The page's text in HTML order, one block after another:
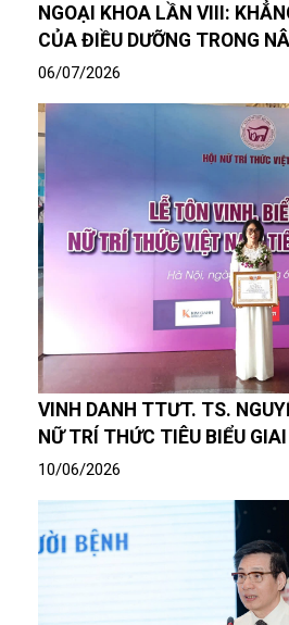
NGOẠI KHOA LẦN VIII:
CỦA ĐIỀU DƯỠNG TRONG
LƯỢNG CHĂM SÓC NGƯỜI
06/07/2026
VINH DANH TTƯT. TS.
NỮ TRÍ THỨC TIÊU BIỂU
10/06/2026